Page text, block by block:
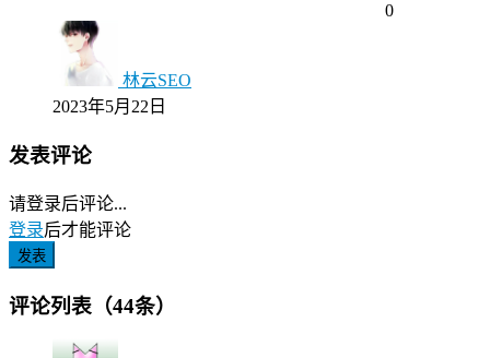
0
林云SEO
2023年5月22日
发表评论
请登录后评论...
登录后才能评论
发表
评论列表（44条）